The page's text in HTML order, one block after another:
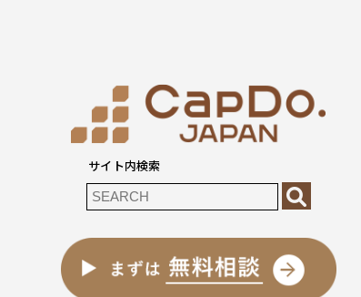
サイト内検索